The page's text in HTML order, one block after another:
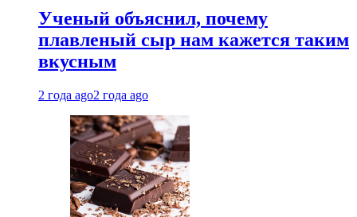
Ученый объяснил, почему
плавленый сыр нам кажется таким
вкусным
2 года ago2 года ago